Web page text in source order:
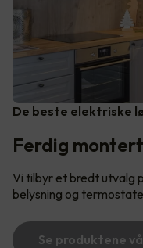
De beste elektriske
Ferdig montert
Vi tilbyr et bredt utvalg
belysning og
Se produktene